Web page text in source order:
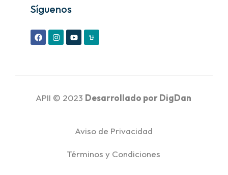
Síguenos
APII © 2023 Desarrollado porDigDan
Aviso de Privacidad
Términos y Condiciones